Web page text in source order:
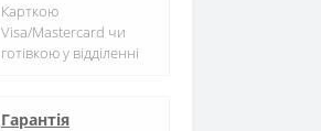
Карткою
Visa/Mastercard чи
готівкою у відділенні
Гарантія